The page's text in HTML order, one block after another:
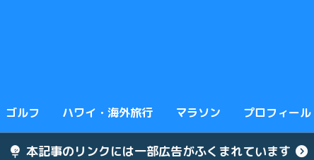
ゴルフ ハワイ・海外旅行 マラソン プロフィール
本記事のリンクには一部広告がふくまれています